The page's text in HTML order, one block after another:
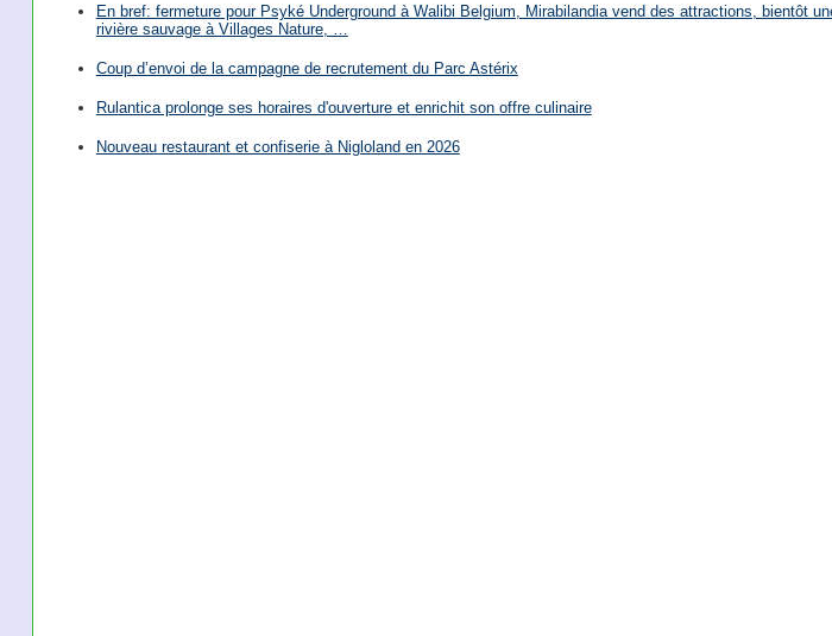
En bref: fermeture pour Psyké Underground à Walibi Belgium, Mirabilandia vend des attractions, bientôt
rivière sauvage à Villages Nature, …
Coup d’envoi de la campagne de recrutement du Parc Astérix
Rulantica prolonge ses horaires d'ouverture et enrichit son offre culinaire
Nouveau restaurant et confiserie à Nigloland en 2026